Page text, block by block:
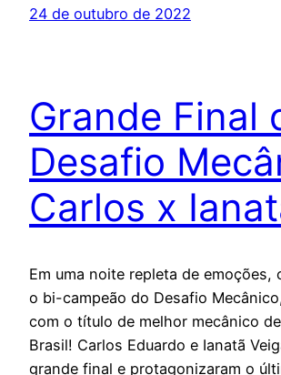
24 de outubro de 2022
Grande Final
Desafio
Carlos x
Em uma noite repleta de emoções,
o bi-campeão do Desafio
com o título de melhor mecânico
Brasil! Carlos Eduardo e Ianatã
grande final e protagonizaram o